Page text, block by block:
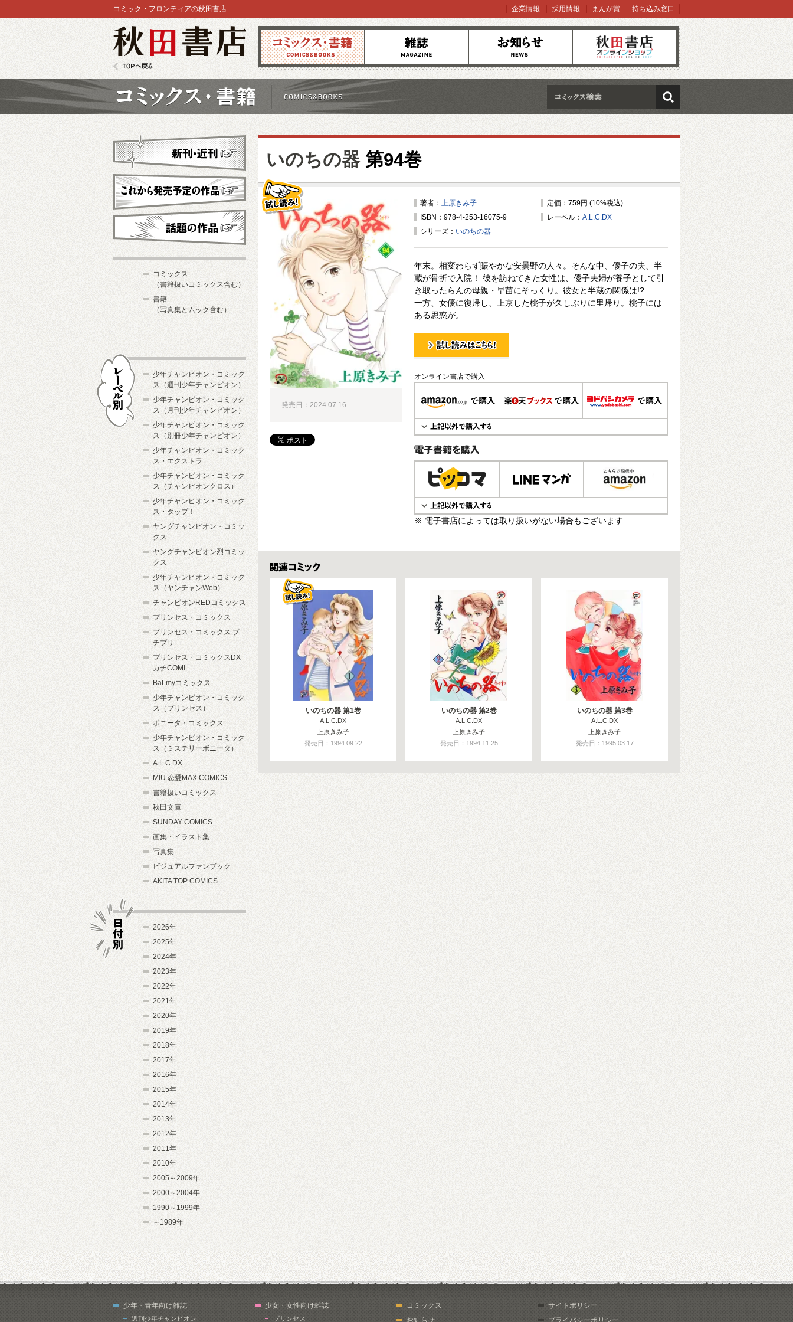
コミックス 雑誌 お知らせ オンラインショップ
コミック・フロンティアの秋田書店 企業情報 採用情報 まんが賞 持ち込み窓口
検索
いのちの器第94巻
著者： 上原きみ子
定価：759円 (10%税込)
ISBN：978-4-253-16075-9
レーベル： A.L.C.DX
シリーズ： いのちの器
年末。相変わらず賑やかな安曇野の人々。そんな中、優子の夫、半
蔵が骨折で入院！ 彼を訪ねてきた女性は、優子夫婦が養子として引
き取ったらんの母親・早苗にそっくり。彼女と半蔵の関係は!?
一方、女優に復帰し、上京した桃子が久しぶりに里帰り。桃子には
ある思惑が。
試し読み！
オンライン書店で購入
電子書籍で購入
※ 電子書店によっては取り扱いがない場合もございます
発売日：2024.07.16
関連コミックス
いのちの器 第1巻
A.L.C.DX
上原きみ子
発売日：1994.09.22
いのちの器 第2巻
A.L.C.DX
上原きみ子
発売日：1994.11.25
いのちの器 第3巻
A.L.C.DX
上原きみ子
発売日：1995.03.17
新刊・近刊
これから発売予定
コミックス
（書籍扱いコミックス含む）
書籍
（写真集とムック含む）
少年チャンピオン・コミック
ス（週刊少年チャンピオン）
少年チャンピオン・コミック
ス（月刊少年チャンピオン）
少年チャンピオン・コミック
ス（別冊少年チャンピオン）
少年チャンピオン・コミック
ス・エクストラ
少年チャンピオン・コミック
ス（チャンピオンクロス）
少年チャンピオン・コミック
ス・タップ！
ヤングチャンピオン・コミッ
クス
ヤングチャンピオン烈コミッ
クス
少年チャンピオン・コミック
ス（ヤンチャンWeb）
チャンピオンREDコミックス
プリンセス・コミックス
プリンセス・コミックス プ
チプリ
プリンセス・コミックスDX
カチCOMI
BaLmyコミックス
少年チャンピオン・コミック
ス（プリンセス）
ボニータ・コミックス
少年チャンピオン・コミック
ス（ミステリーボニータ）
A.L.C.DX
MIU 恋愛MAX COMICS
書籍扱いコミックス
秋田文庫
SUNDAY COMICS
画集・イラスト集
写真集
ビジュアルファンブック
AKITA TOP COMICS
2026年
2025年
2024年
2023年
2022年
2021年
2020年
2019年
2018年
2017年
2016年
2015年
2014年
2013年
2012年
2011年
2010年
2005～2009年
2000～2004年
1990～1999年
～1989年
少年・青年向け雑誌
週刊少年チャンピオン
少女・女性向け雑誌
プリンセス
コミックス
お知らせ
サイトポリシー
プライバシーポリシー